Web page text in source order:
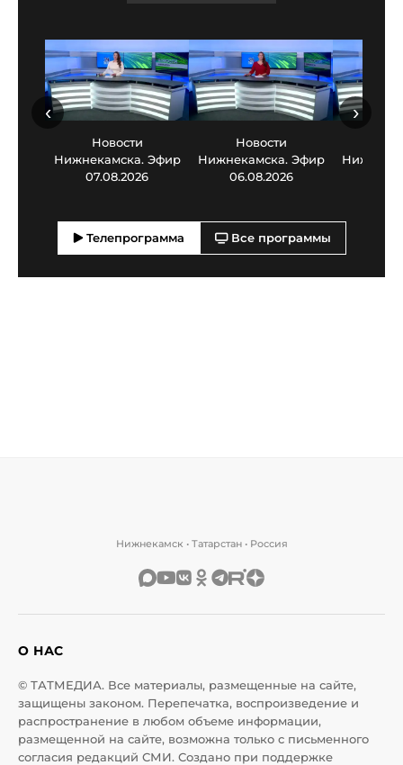
Новости
Нижнекамска. Эфир
07.08.2026
Новости
Нижнекамска. Эфир
06.08.2026
‹ ›
Телепрограмма Все программы
Нижнекамск • Татарстан • Россия
О НАС
© ТАТМЕДИА. Все материалы, размещенные на сайте,
защищены законом. Перепечатка, воспроизведение и
распространение в любом объеме информации,
размещенной на сайте, возможна только с письменного
согласия редакций СМИ. Создано при поддержке